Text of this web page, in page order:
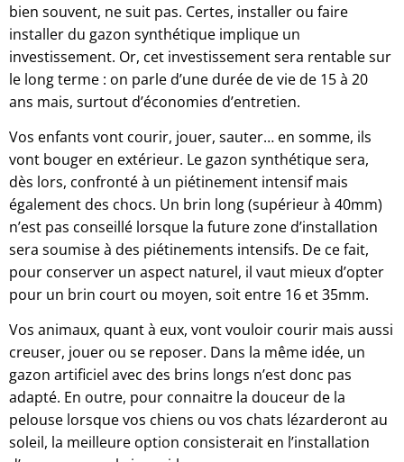
bien souvent, ne suit pas. Certes, installer ou faire
installer du gazon synthétique implique un
investissement. Or, cet investissement sera rentable sur
le long terme : on parle d’une durée de vie de 15 à 20
ans mais, surtout d’économies d’entretien.
Vos enfants vont courir, jouer, sauter… en somme, ils
vont bouger en extérieur. Le gazon synthétique sera,
dès lors, confronté à un piétinement intensif mais
également des chocs. Un brin long (supérieur à 40mm)
n’est pas conseillé lorsque la future zone d’installation
sera soumise à des piétinements intensifs. De ce fait,
pour conserver un aspect naturel, il vaut mieux d’opter
pour un brin court ou moyen, soit entre 16 et 35mm.
Vos animaux, quant à eux, vont vouloir courir mais aussi
creuser, jouer ou se reposer. Dans la même idée, un
gazon artificiel avec des brins longs n’est donc pas
adapté. En outre, pour connaitre la douceur de la
pelouse lorsque vos chiens ou vos chats lézarderont au
soleil, la meilleure option consisterait en l’installation